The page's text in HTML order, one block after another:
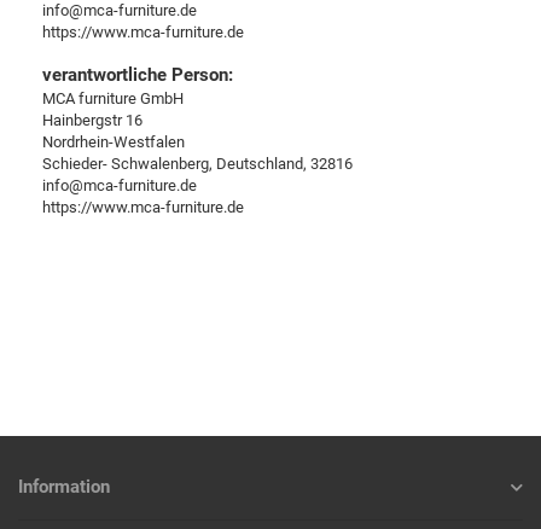
info@mca-furniture.de
https://www.mca-furniture.de
verantwortliche Person:
MCA furniture GmbH
Hainbergstr 16
Nordrhein-Westfalen
Schieder- Schwalenberg, Deutschland, 32816
info@mca-furniture.de
https://www.mca-furniture.de
Information